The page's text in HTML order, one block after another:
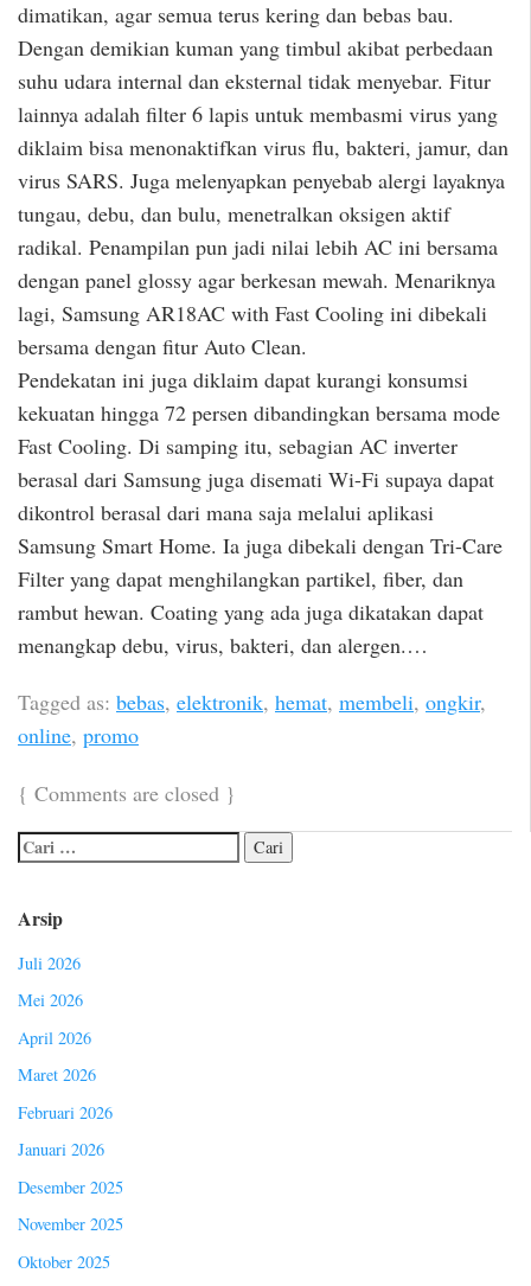
dimatikan, agar semua terus kering dan bebas bau.
Dengan demikian kuman yang timbul akibat perbedaan
suhu udara internal dan eksternal tidak menyebar. Fitur
lainnya adalah filter 6 lapis untuk membasmi virus yang
diklaim bisa menonaktifkan virus flu, bakteri, jamur, dan
virus SARS. Juga melenyapkan penyebab alergi layaknya
tungau, debu, dan bulu, menetralkan oksigen aktif
radikal. Penampilan pun jadi nilai lebih AC ini bersama
dengan panel glossy agar berkesan mewah. Menariknya
lagi, Samsung AR18AC with Fast Cooling ini dibekali
bersama dengan fitur Auto Clean.
Pendekatan ini juga diklaim dapat kurangi konsumsi
kekuatan hingga 72 persen dibandingkan bersama mode
Fast Cooling. Di samping itu, sebagian AC inverter
berasal dari Samsung juga disemati Wi-Fi supaya dapat
dikontrol berasal dari mana saja melalui aplikasi
Samsung Smart Home. Ia juga dibekali dengan Tri-Care
Filter yang dapat menghilangkan partikel, fiber, dan
rambut hewan. Coating yang ada juga dikatakan dapat
menangkap debu, virus, bakteri, dan alergen.…
Tagged as: bebas, elektronik, hemat, membeli, ongkir,
online, promo
{ Comments are closed }
Arsip
Juli 2026
Mei 2026
April 2026
Maret 2026
Februari 2026
Januari 2026
Desember 2025
November 2025
Oktober 2025